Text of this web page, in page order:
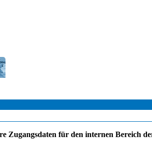
Zugangsdaten für den internen Bereich